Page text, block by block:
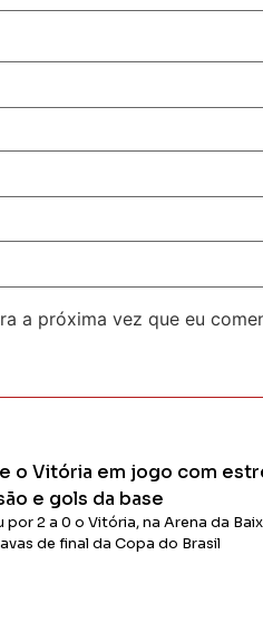
a próxima vez que eu
o Vitória em jogo com
e gols da base
2 a 0 o Vitória, na Arena da
de final da Copa do Brasil